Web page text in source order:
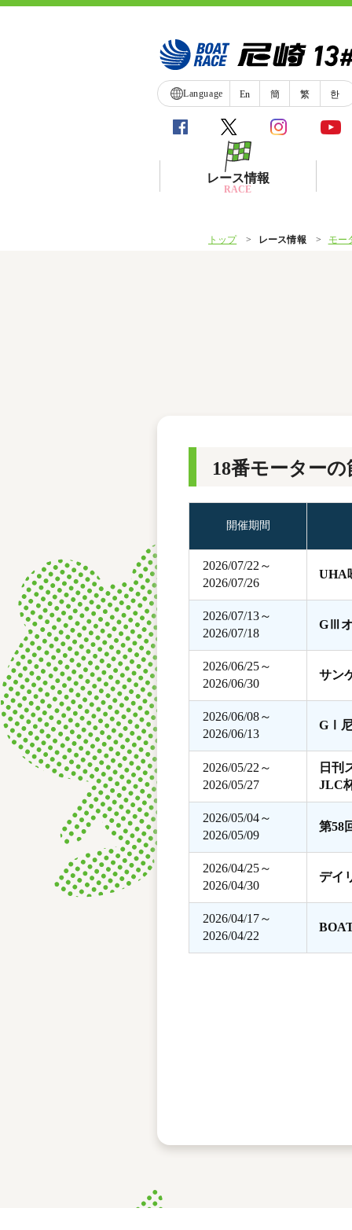
Language En 簡 繁 한
レース情報
RACE
ボートデータ
トップ レース情報 モー
18番モーター
開催期間
2026/07/22～
2026/07/26
UHA
2026/07/13～
2026/07/18
GⅢオ
2026/06/25～
2026/06/30
サン
2026/06/08～
2026/06/13
GⅠ尼
2026/05/22～
2026/05/27
日刊
JLC
2026/05/04～
2026/05/09
第58
2026/04/25～
2026/04/30
デイ
2026/04/17～
2026/04/22